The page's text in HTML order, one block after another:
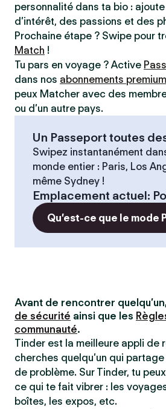
personnalité dans ta bio :
d’intérêt, des passions et des
Prochaine étape ? Swipe pour
Match !
Tu pars en voyage ? Active
dans nos abonnements premium
peux Matcher avec des
ou d’un autre pays.
Un Passeport toutes
Swipez instantanément
monde entier : Paris, Los
même Sydney !
Emplacement actuel:
Qu’est-ce que le mode
Avant de rencontrer
de sécurité ainsi que les
communauté.
Tinder est la meilleure appli de
cherches quelqu’un qui
de problème. Sur Tinder, tu
ce qui te fait vibrer : les
boîtes, les expos, etc.